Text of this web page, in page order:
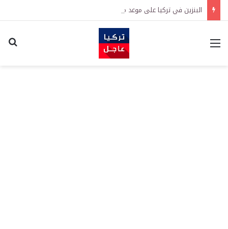
البنزين في تركيا على موعد مع زيادة جديدة.. كم سترتفع الأسعار؟
القائمة